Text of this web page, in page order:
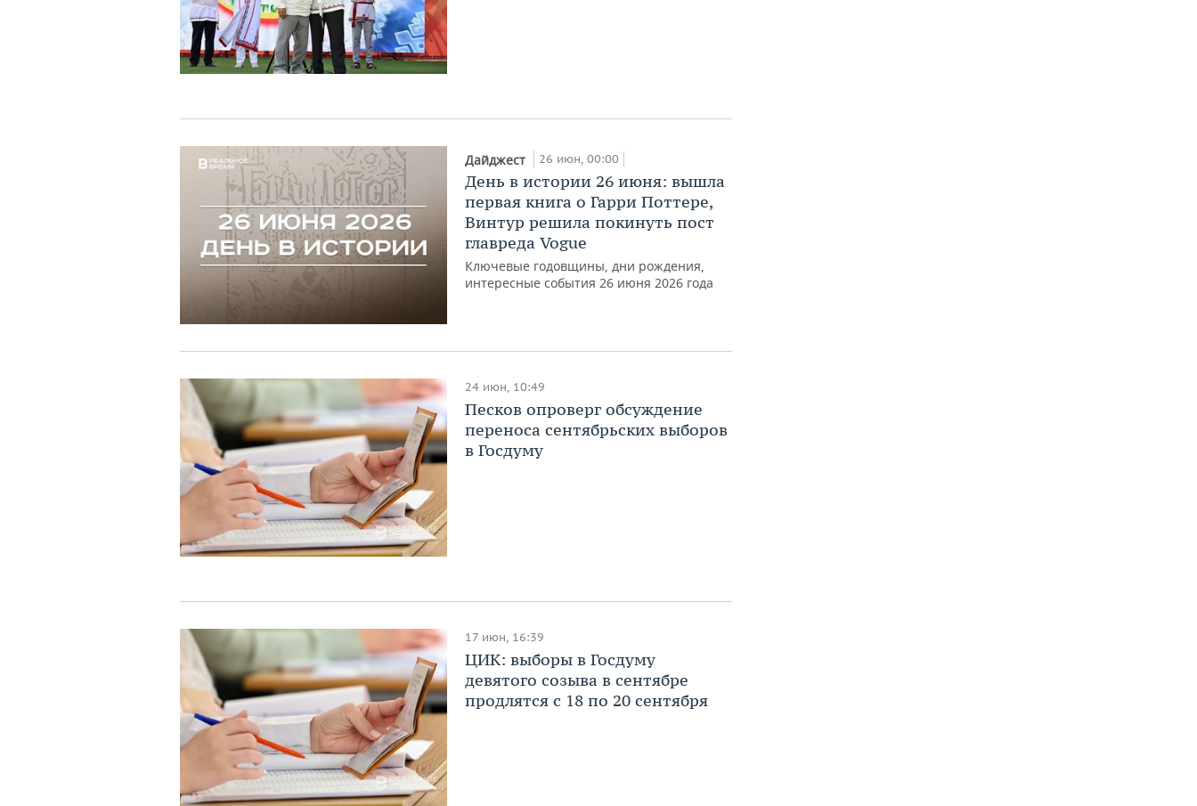
Дайджест 26 июн, 00:00
День в истории 26 июня: вышла
первая книга о Гарри Поттере,
Винтур решила покинуть пост
главреда Vogue
Ключевые годовщины, дни рождения,
интересные события 26 июня 2026 года
24 июн, 10:49
Песков опроверг обсуждение
переноса сентябрьских выборов
в Госдуму
17 июн, 16:39
ЦИК: выборы в Госдуму
девятого созыва в сентябре
продлятся с 18 по 20 сентября